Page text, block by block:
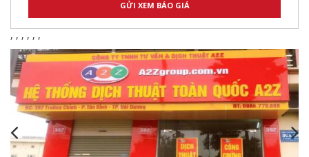
, , , , , ,